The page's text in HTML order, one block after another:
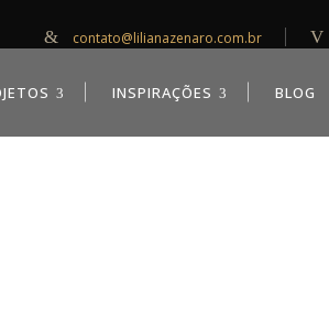
contato@lilianazenaro.com.br
INSPIRAÇÕES BLOG